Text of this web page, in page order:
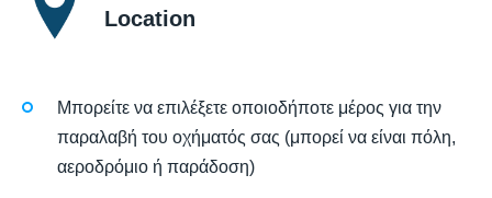
Location
Μπορείτε να επιλέξετε οποιοδήποτε μέρος για την
παραλαβή του οχήματός σας (μπορεί να είναι πόλη,
αεροδρόμιο ή παράδοση)